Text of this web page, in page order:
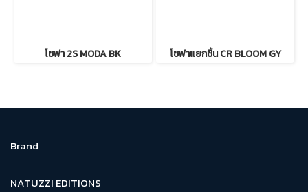
โซฟา 2S MODA BK โซฟาแยกชิ้น CR BLOOM GY
Brand
NATUZZI EDITIONS